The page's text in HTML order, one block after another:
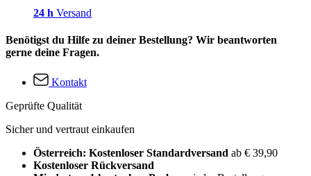
24 h Versand
Benötigst du Hilfe zu deiner Bestellung? Wir beantworten
gerne deine Fragen.
Kontakt
Geprüfte Qualität
Sicher und vertraut einkaufen
Österreich: Kostenloser Standardversand ab € 39,90
Kostenloser Rückversand